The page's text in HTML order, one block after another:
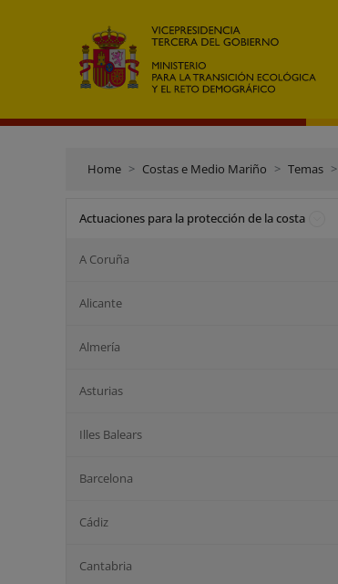
Home Costas e Medio Mariño Temas
Actuaciones para la protección de la costa
A Coruña
Alicante
Almería
Asturias
Illes Balears
Barcelona
Cádiz
Cantabria